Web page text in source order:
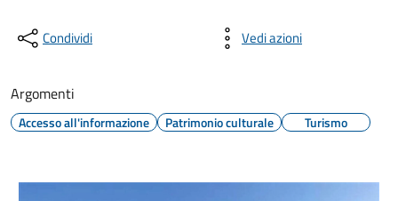
Condividi Vedi azioni
Argomenti
Accesso all'informazione Patrimonio culturale Turismo